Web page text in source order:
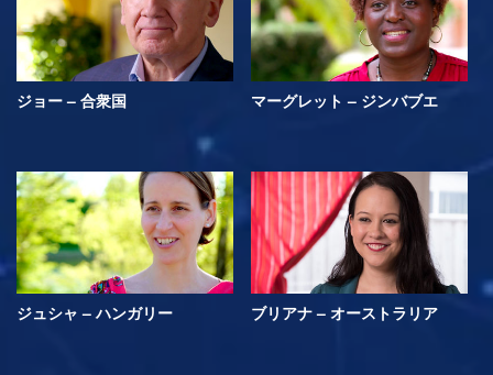
ジョー – 合衆国 マーグレット – ジンバブエ
ジュシャ – ハンガリー ブリアナ – オーストラリア